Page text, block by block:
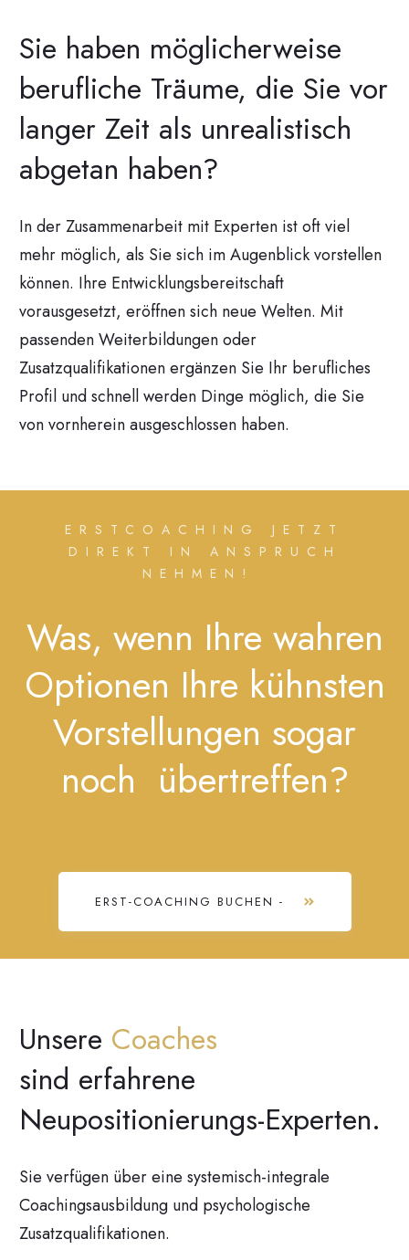
Sie haben möglicherweise
berufliche Träume, die Sie vor
langer Zeit als unrealistisch
abgetan haben?
In der Zusammenarbeit mit Experten ist oft viel
mehr möglich, als Sie sich im Augenblick vorstellen
können. Ihre Entwicklungsbereitschaft
vorausgesetzt, eröffnen sich neue Welten. Mit
passenden Weiterbildungen oder
Zusatzqualifikationen ergänzen Sie Ihr berufliches
Profil und schnell werden Dinge möglich, die Sie
von vornherein ausgeschlossen haben.
ERSTCOACHING JETZT
DIREKT IN ANSPRUCH
NEHMEN!
Was, wenn Ihre wahren
Optionen Ihre kühnsten
Vorstellungen sogar
noch übertreffen?
ERST-COACHING BUCHEN -
Unsere Coaches
sind erfahrene
Neupositionierungs-Experten.
Sie verfügen über eine systemisch-integrale
Coachingsausbildung und psychologische
Zusatzqualifikationen.